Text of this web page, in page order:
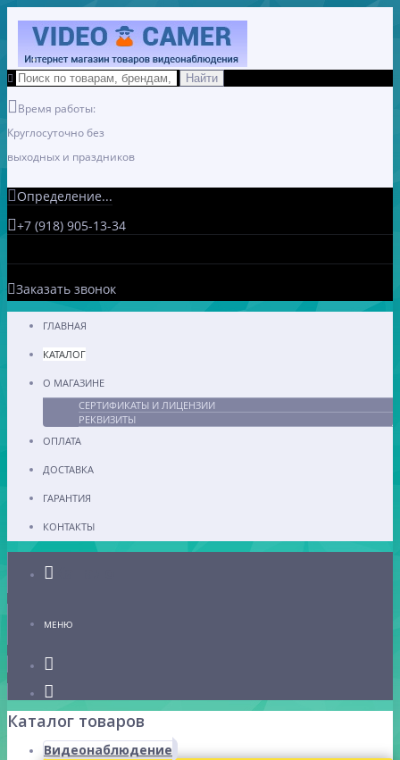
Время работы:
Круглосуточно без
выходных и праздников
Определение...
+7 (918) 905-13-34
Заказать звонок
ГЛАВНАЯ
КАТАЛОГ
О МАГАЗИНЕ
СЕРТИФИКАТЫ И ЛИЦЕНЗИИ
РЕКВИЗИТЫ
ОПЛАТА
ДОСТАВКА
ГАРАНТИЯ
КОНТАКТЫ
МЕНЮ
Каталог товаров
Видеонаблюдение